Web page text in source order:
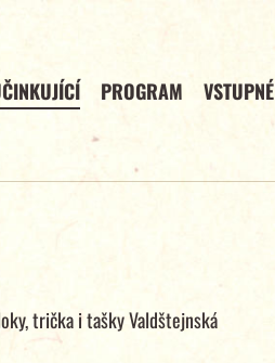
PROGRAM VSTUPNÉ
trička i tašky Valdštejnská